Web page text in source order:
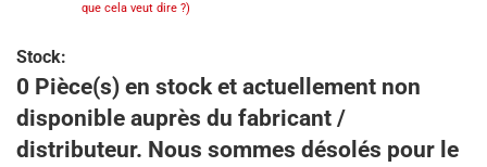
que cela veut dire ?)
Stock:
0 Pièce(s) en stock et actuellement non
disponible auprès du fabricant /
distributeur. Nous sommes désolés pour le